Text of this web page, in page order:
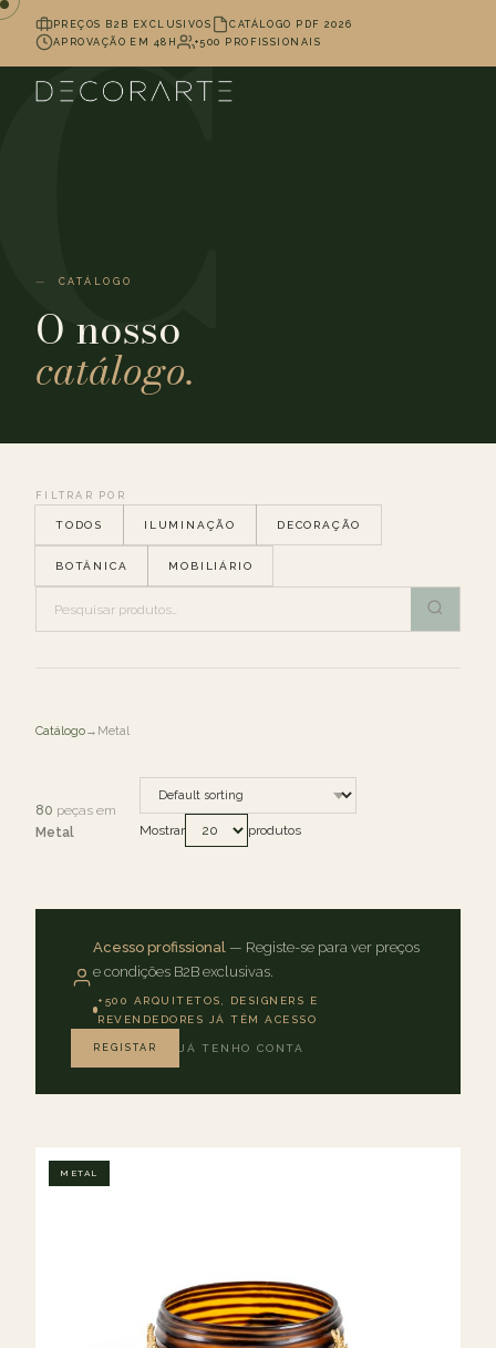
PREÇOS B2B EXCLUSIVOS
CATÁLOGO PDF 2026
APROVAÇÃO EM 48H
+500 PROFISSIONAIS
CATÁLOGO
O nosso
catálogo.
FILTRAR POR
TODOS ILUMINAÇÃO DECORAÇÃO
BOTÂNICA MOBILIÁRIO
Catálogo→ Metal
80 peças em
Metal
Mostrar produtos
Acesso profissional — Registe-se para ver preços
e condições B2B exclusivas.
+500 ARQUITETOS, DESIGNERS E
REVENDEDORES JÁ TÊM ACESSO
REGISTAR JÁ TENHO CONTA
METAL